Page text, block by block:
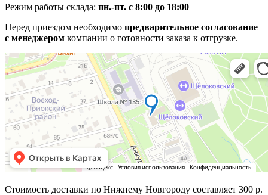
Режим работы склада: пн.-пт. с 8:00 до 18:00
Перед приездом необходимо предварительное согласование
с менеджером компании о готовности заказа к отгрузке.
Стоимость доставки по Нижнему Новгороду составляет 300 р.